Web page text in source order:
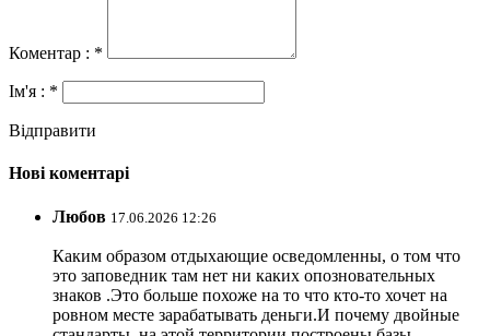
Коментар : *
Ім'я : *
Відправити
Нові коментарі
Любов 17.06.2026 12:26
Каким образом отдыхающие осведомленны, о том что
это заповедник там нет ни каких опозновательных
знаков .Это больше похоже на то что кто-то хочет на
ровном месте зарабатывать деньги.И почему двойные